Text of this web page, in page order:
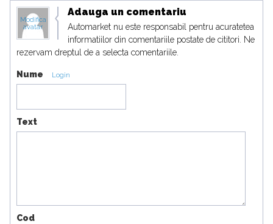
Modifica
avatar
Adauga un comentariu
Automarket nu este responsabil pentru acuratetea
informatiilor din comentariile postate de cititori. Ne
rezervam dreptul de a selecta comentariile.
Nume Login
Text
Cod